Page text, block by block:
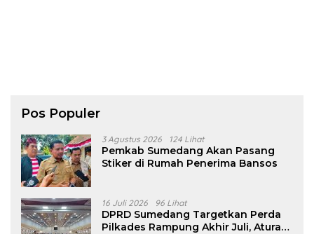
Pos Populer
3 Agustus 2026 124 Lihat
Pemkab Sumedang Akan Pasang
Stiker di Rumah Penerima Bansos
16 Juli 2026 96 Lihat
DPRD Sumedang Targetkan Perda
Pilkades Rampung Akhir Juli, Aturan